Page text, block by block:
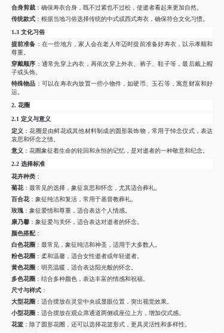
合身剪裁：确保寿衣合身，既不过紧也不过松，使逝者看起来更加自然。
传统款式：根据当地习俗选择传统的中式或西式寿衣，确保符合文化习惯。
1.3文化习俗
提前准备 ：在一些地方，家人会在老人年迈时提前准备好寿衣，以示孝顺和
尊重。
穿戴顺序 ：通常先穿上内衣，再依次穿上外衣、裤子、鞋子等，最后戴上帽
子或头饰。
特殊物品 ：可以在寿衣内放置一些小物件，如硬币、玉石等，寓意财富和好
运。
2. 花圈
2.1定义与意义
定义 ：花圈是由鲜花或其他材料制成的圆形装饰物，常用于悼念仪式，表达
哀思和怀念之情。
意义 ：花圈象征着生命的轮回和永恒的记忆，是对逝者的一种敬意和纪念。
2.2选择标准
花卉种类：
菊花：最常见的选择，象征哀思和怀念，尤其适合葬礼。
百合花：象征纯洁和复活，常用于基督教葬礼。
玫瑰：象征爱情和尊重，适合表达个人情感。
康乃馨：象征爱与关怀，适合表达对逝者的怀念。
颜色搭配：
白色花圈 ：最常见，象征纯洁和神圣，适用于大多数人。
粉色花圈 ：柔和温馨，适合女性逝者或年轻逝者。
黄色花圈 ：明亮温暖，适合表达阳光般的怀念。
多色花圈 ：结合多种颜色，表达丰富的情感和祝福。
尺寸与样式：
大型花圈 ：适合摆放在灵堂中央或显眼位置，突出视觉效果。
小型花圈 ：适合摆放在观众席通道两侧或座位上方，增加仪式感。
花篮：除了圆形花圈，还可以选择花篮形式，更具灵活性和多样性。